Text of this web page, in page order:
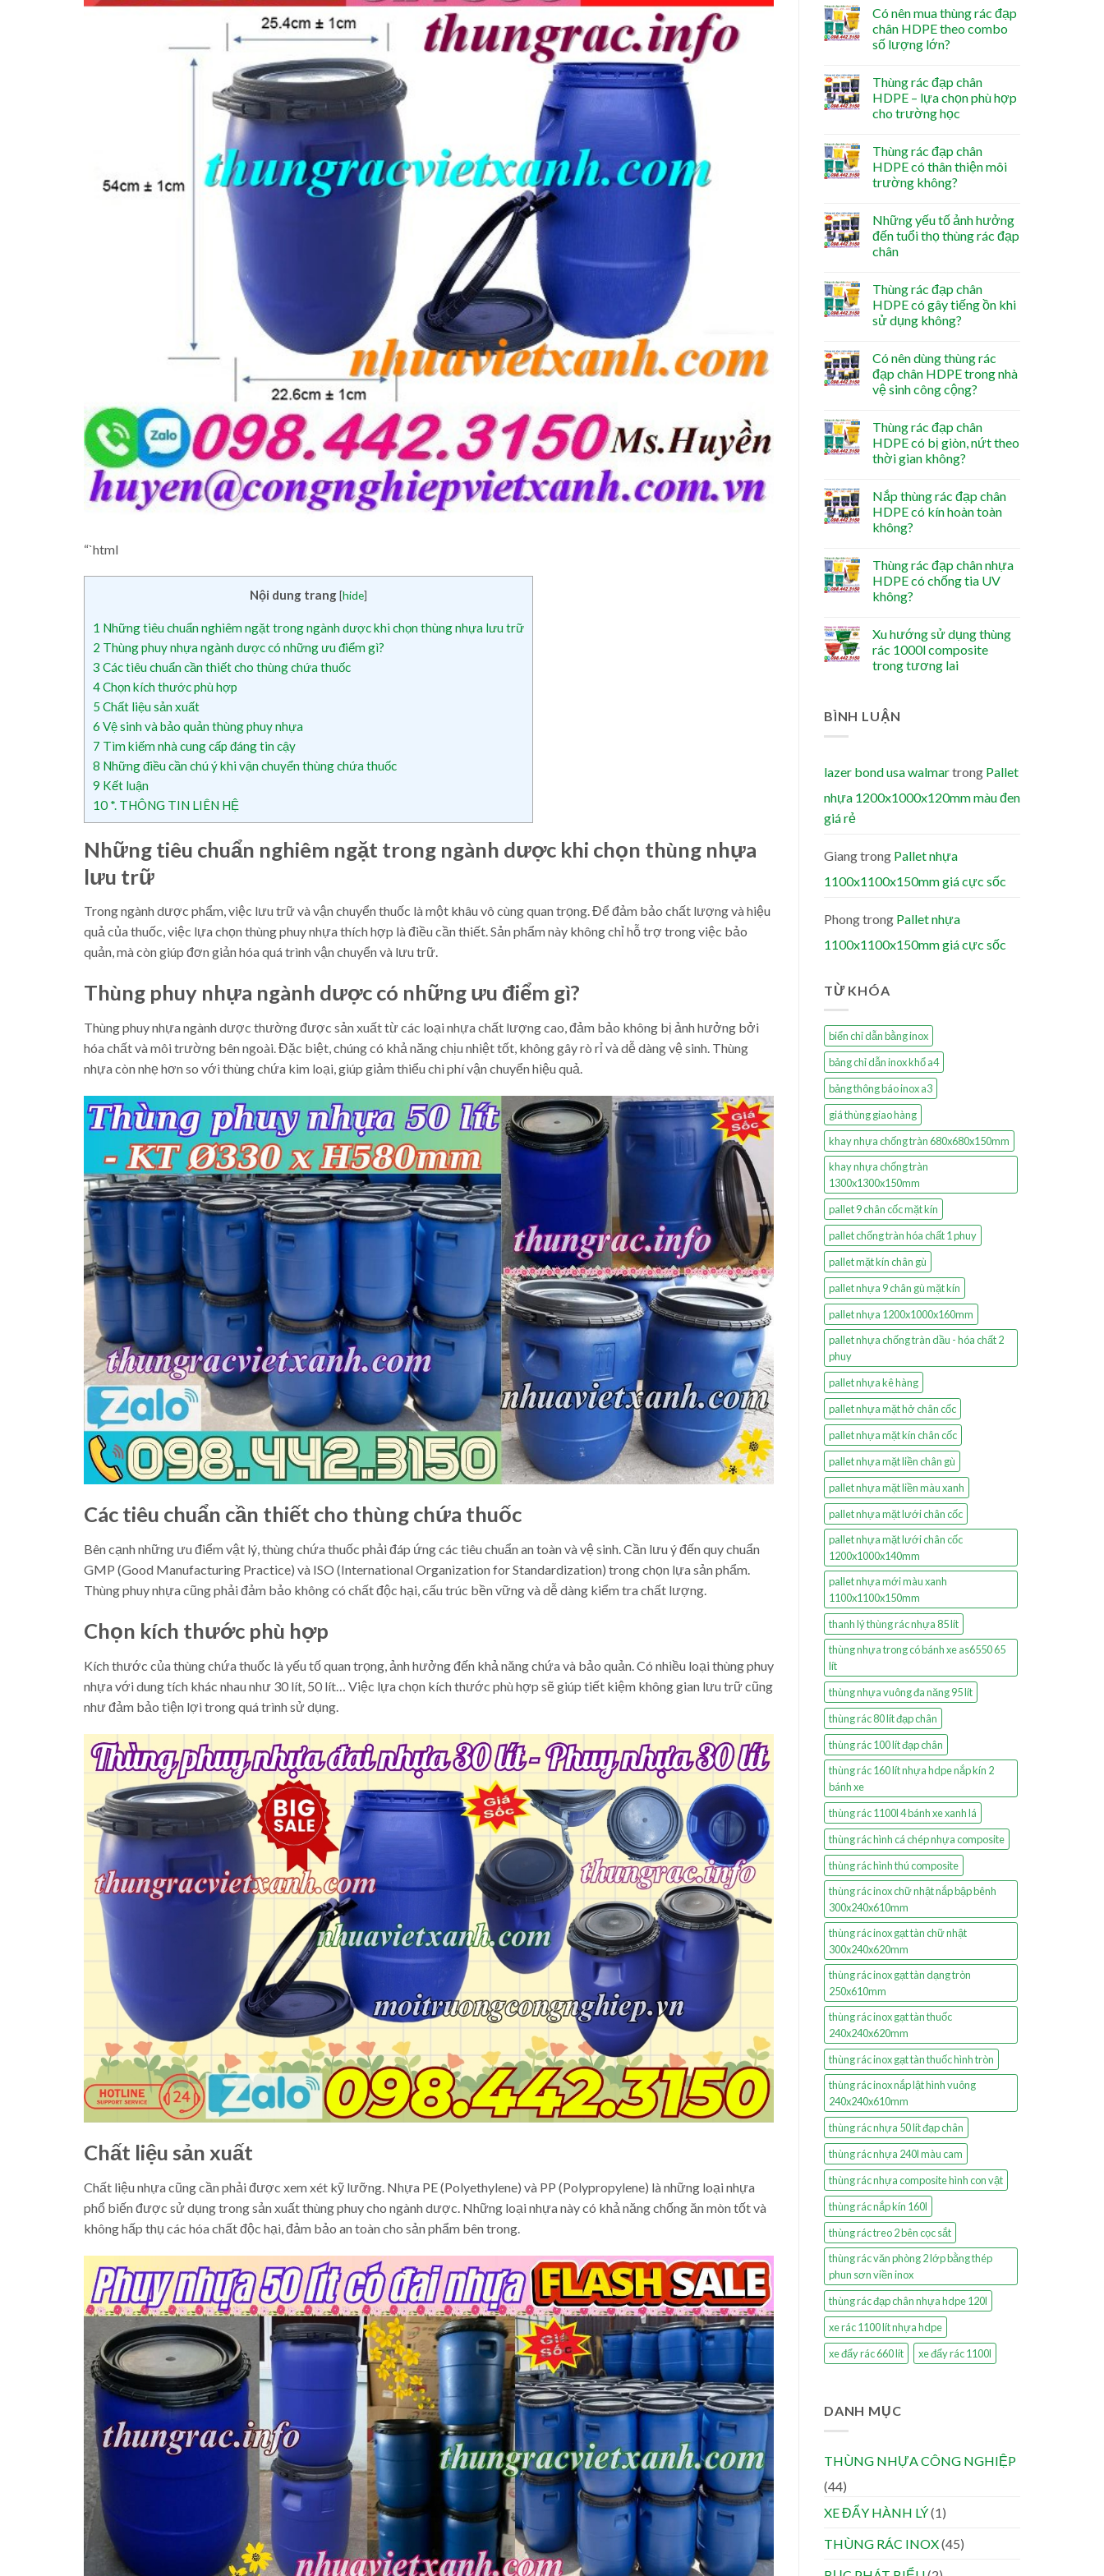
“`html
Nội dung trang[hide]
1 Những tiêu chuẩn nghiêm ngặt trong ngành dược khi chọn thùng nhựa lưu trữ
2 Thùng phuy nhựa ngành dược có những ưu điểm gì?
3 Các tiêu chuẩn cần thiết cho thùng chứa thuốc
4Chọn kích thước phù hợp
5 Chất liệu sản xuất
6 Vệ sinh và bảo quản thùng phuy nhựa
7 Tìm kiếm nhà cung cấp đáng tin cậy
8 Những điều cần chú ý khi vận chuyển thùng chứa thuốc
9 Kết luận
10 *. THÔNG TIN LIÊN HỆ
Những tiêu chuẩn nghiêm ngặt trong ngành dược khi chọn thùng nhựa
lưu trữ
Trong ngành dược phẩm, việc lưu trữ và vận chuyển thuốc là một khâu vô cùng quan trọng. Để đảm bảo chất lượng và hiệu
quả của thuốc, việc lựa chọn thùng phuy nhựa thích hợp là điều cần thiết. Sản phẩm này không chỉ hỗ trợ trong việc bảo
quản, mà còn giúp đơn giản hóa quá trình vận chuyển và lưu trữ.
Thùng phuy nhựa ngành dược có những ưu điểm gì?
Thùng phuy nhựa ngành dược thường được sản xuất từ các loại nhựa chất lượng cao, đảm bảo không bị ảnh hưởng bởi
hóa chất và môi trường bên ngoài. Đặc biệt, chúng có khả năng chịu nhiệt tốt, không gây rò rỉ và dễ dàng vệ sinh. Thùng
nhựa còn nhẹ hơn so với thùng chứa kim loại, giúp giảm thiểu chi phí vận chuyển hiệu quả.
Các tiêu chuẩn cần thiết cho thùng chứa thuốc
Bên cạnh những ưu điểm vật lý, thùng chứa thuốc phải đáp ứng các tiêu chuẩn an toàn và vệ sinh. Cần lưu ý đến quy chuẩn
GMP (Good Manufacturing Practice) và ISO (International Organization for Standardization) trong chọn lựa sản phẩm.
Thùng phuy nhựa cũng phải đảm bảo không có chất độc hại, cấu trúc bền vững và dễ dàng kiểm tra chất lượng.
Chọn kích thước phù hợp
Kích thước của thùng chứa thuốc là yếu tố quan trọng, ảnh hưởng đến khả năng chứa và bảo quản. Có nhiều loại thùng phuy
nhựa với dung tích khác nhau như 30 lít, 50 lít… Việc lựa chọn kích thước phù hợp sẽ giúp tiết kiệm không gian lưu trữ cũng
như đảm bảo tiện lợi trong quá trình sử dụng.
Chất liệu sản xuất
Chất liệu nhựa cũng cần phải được xem xét kỹ lưỡng. Nhựa PE (Polyethylene) và PP (Polypropylene) là những loại nhựa
phổ biến được sử dụng trong sản xuất thùng phuy cho ngành dược. Những loại nhựa này có khả năng chống ăn mòn tốt và
không hấp thụ các hóa chất độc hại, đảm bảo an toàn cho sản phẩm bên trong.
Có nên mua thùng rác đạp
chân HDPE theo combo
số lượng lớn?
Thùng rác đạp chân
HDPE – lựa chọn phù hợp
cho trường học
Thùng rác đạp chân
HDPE có thân thiện môi
trường không?
Những yếu tố ảnh hưởng
đến tuổi thọ thùng rác đạp
chân
Thùng rác đạp chân
HDPE có gây tiếng ồn khi
sử dụng không?
Có nên dùng thùng rác
đạp chân HDPE trong nhà
vệ sinh công cộng?
Thùng rác đạp chân
HDPE có bị giòn, nứt theo
thời gian không?
Nắp thùng rác đạp chân
HDPE có kín hoàn toàn
không?
Thùng rác đạp chân nhựa
HDPE có chống tia UV
không?
Xu hướng sử dụng thùng
rác 1000l composite
trong tương lai
BÌNH LUẬN
lazer bond usa walmartrong Pallet
nhựa 1200x1000x120mm màu đen
giá rẻ
Giangtrong Pallet nhựa
1100x1100x150mm giá cực sốc
Phongtrong Pallet nhựa
1100x1100x150mm giá cực sốc
TỪ KHÓA
biển chỉ dẫn bằng inox
bảng chỉ dẫn inox khổ a4
bảng thông báo inox a3
giá thùng giao hàng
khay nhựa chống tràn 680x680x150mm
khay nhựa chống tràn
1300x1300x150mm
pallet 9 chân cốc mặt kín
pallet chống tràn hóa chất 1 phuy
pallet mặt kín chân gù
pallet nhựa 9 chân gù mặt kín
pallet nhựa 1200x1000x160mm
pallet nhựa chống tràn dầu - hóa chất 2
phuy
pallet nhựa kê hàng
pallet nhựa mặt hở chân cốc
pallet nhựa mặt kín chân cốc
pallet nhựa mặt liền chân gù
pallet nhựa mặt liền màu xanh
pallet nhựa mặt lưới chân cốc
pallet nhựa mặt lưới chân cốc
1200x1000x140mm
pallet nhựa mới màu xanh
1100x1100x150mm
thanh lý thùng rác nhựa 85 lít
thùng nhựa trong có bánh xe as6550 65
lít
thùng nhựa vuông đa năng 95 lít
thùng rác 80 lít đạp chân
thùng rác 100 lít đạp chân
thùng rác 160 lít nhựa hdpe nắp kín 2
bánh xe
thùng rác 1100l 4 bánh xe xanh lá
thùng rác hình cá chép nhựa composite
thùng rác hình thú composite
thùng rác inox chữ nhật nắp bập bênh
300x240x610mm
thùng rác inox gạt tàn chữ nhật
300x240x620mm
thùng rác inox gạt tàn dạng tròn
250x610mm
thùng rác inox gạt tàn thuốc
240x240x620mm
thùng rác inox gạt tàn thuốc hình tròn
thùng rác inox nắp lật hình vuông
240x240x610mm
thùng rác nhựa 50 lít đạp chân
thùng rác nhựa 240l màu cam
thùng rác nhựa composite hình con vật
thùng rác nắp kín 160l
thùng rác treo 2 bên cọc sắt
thùng rác văn phòng 2 lớp bằng thép
phun sơn viền inox
thùng rác đạp chân nhựa hdpe 120l
xe rác 1100 lít nhựa hdpe
xe đẩy rác 660 lít
xe đẩy rác 1100l
DANH MỤC
THÙNG NHỰA CÔNG NGHIỆP
(44)
XE ĐẨY HÀNH LÝ(1)
THÙNG RÁC INOX(45)